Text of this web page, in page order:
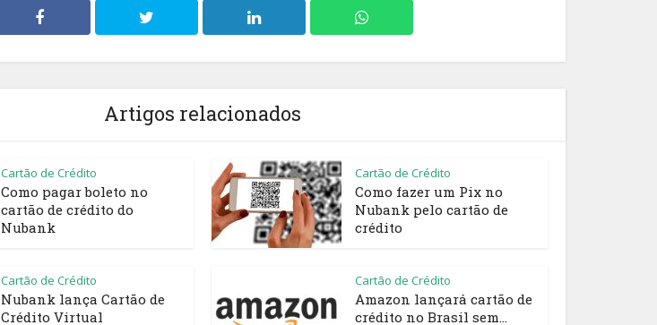
Artigos relacionados
Cartão de Crédito
Como pagar boleto no
cartão de crédito do
Nubank
Cartão de Crédito
Como fazer um Pix no
Nubank pelo cartão de
crédito
Cartão de Crédito
Nubank lança Cartão de
Crédito Virtual
Cartão de Crédito
Amazon lançará cartão de
crédito no Brasil sem...